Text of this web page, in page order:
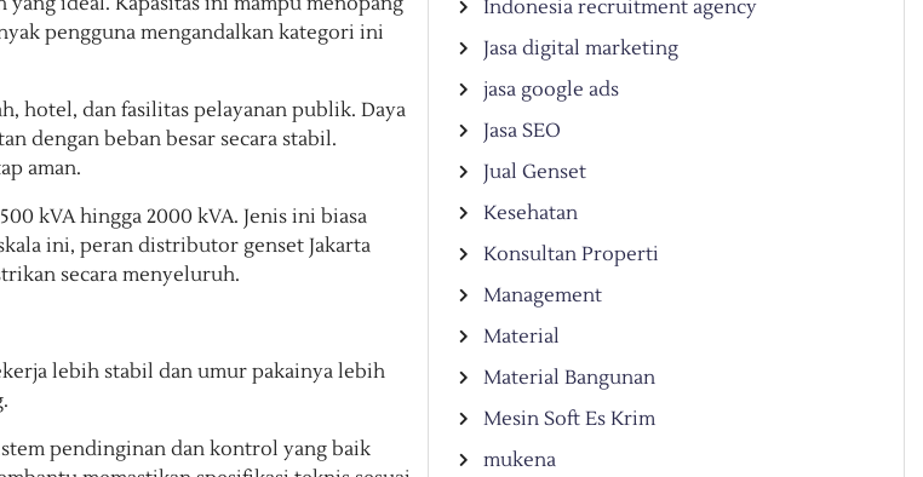
pengguna mengandalkan kategori ini
hotel, dan fasilitas pelayanan publik. Daya
dengan beban besar secara stabil.
aman.
kVA hingga 2000 kVA. Jenis ini biasa
ini, peran distributor genset Jakarta
secara menyeluruh.
lebih stabil dan umur pakainya lebih
pendinginan dan kontrol yang baik
Indonesia recruitment agency
Jasa digital marketing
jasa google ads
Jasa SEO
Jual Genset
Kesehatan
Konsultan Properti
Management
Material
Material Bangunan
Mesin Soft Es Krim
mukena